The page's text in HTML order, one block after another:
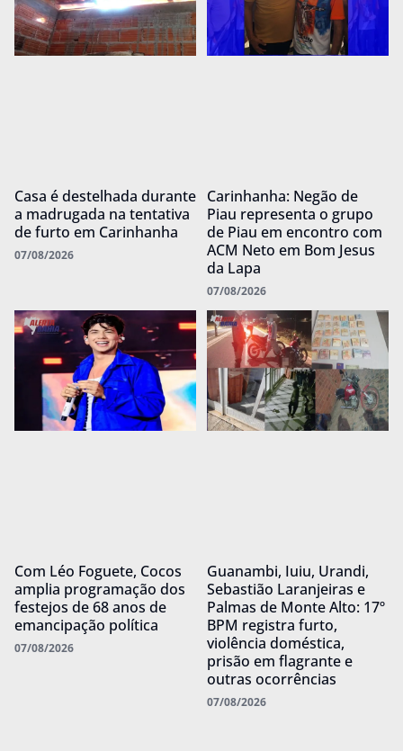
Casa é destelhada durante
a madrugada na tentativa
de furto em Carinhanha
07/08/2026
Carinhanha: Negão de
Piau representa o grupo
de Piau em encontro com
ACM Neto em Bom Jesus
da Lapa
07/08/2026
Com Léo Foguete, Cocos
amplia programação dos
festejos de 68 anos de
emancipação política
07/08/2026
Guanambi, Iuiu, Urandi,
Sebastião Laranjeiras e
Palmas de Monte Alto: 17º
BPM registra furto,
violência doméstica,
prisão em flagrante e
outras ocorrências
07/08/2026